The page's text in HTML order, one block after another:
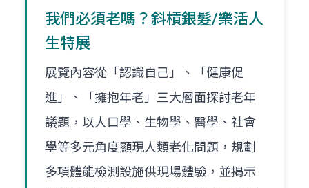
我們必須老嗎？斜槓銀髮/樂活人
生特展
展覽內容從「認識自己」、「健康促
進」、「擁抱年老」三大層面探討老年
議題，以人口學、生物學、醫學、社會
學等多元角度顯現人類老化問題，規劃
多項體能檢測設施供現場體驗，並揭示